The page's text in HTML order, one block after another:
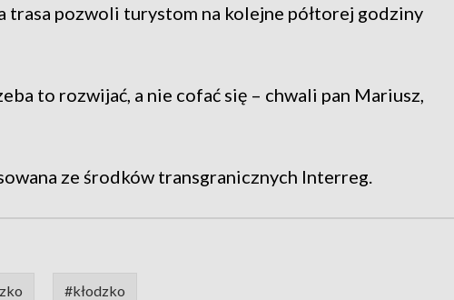
trasa pozwoli turystom na kolejne półtorej godziny
to rozwijać, a nie cofać się – chwali pan Mariusz,
ze środków transgranicznych Interreg.
#kłodzko